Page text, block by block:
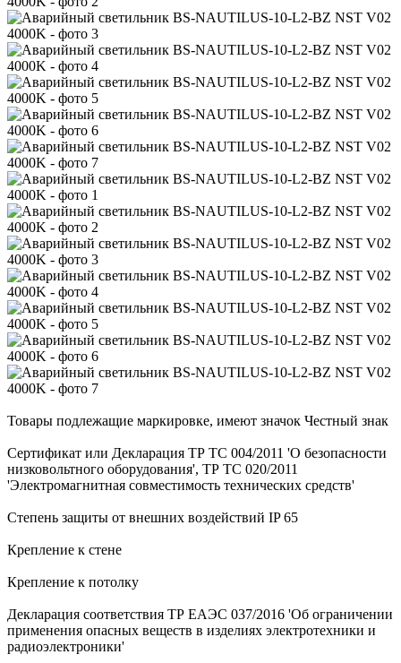
Товары подлежащие маркировке, имеют значок Честный знак
Сертификат или Декларация ТР ТС 004/2011 'О безопасности
низковольтного оборудования', ТР ТС 020/2011
'Электромагнитная совместимость технических средств'
Степень защиты от внешних воздействий IP 65
Крепление к стене
Крепление к потолку
Декларация соответствия ТР ЕАЭС 037/2016 'Об ограничении
применения опасных веществ в изделиях электротехники и
радиоэлектроники'